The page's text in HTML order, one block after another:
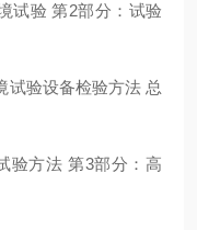
试验 第2部分：试验
试验设备检验方法 总
验方法 第3部分：高